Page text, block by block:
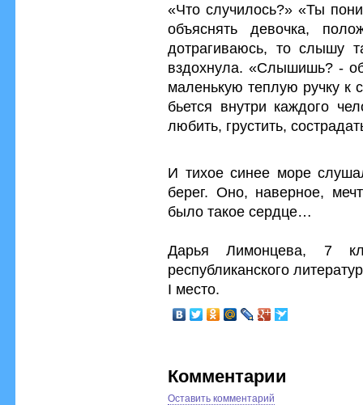
«Что случилось?» «Ты
объяснять девочка,
дотрагиваюсь, то слышу
вздохнула. «Слышишь? -
маленькую теплую ручку к
бьется внутри каждого
любить, грустить,
И тихое синее море
берег. Оно, наверное,
было такое сердце…
Дарья Лимонцева, 7
республиканского
I место.
Комментарии
Оставить комментарий